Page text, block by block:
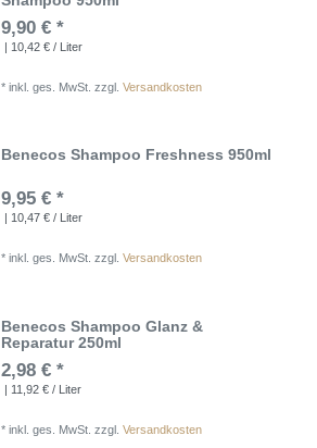
9,90 € *
| 10,42 € / Liter
*inkl. ges. MwSt. zzgl.Versandkosten
Benecos Shampoo Freshness 950ml
9,95 € *
| 10,47 € / Liter
*inkl. ges. MwSt. zzgl.Versandkosten
Benecos Shampoo Glanz &
Reparatur 250ml
2,98 € *
| 11,92 € / Liter
*inkl. ges. MwSt. zzgl.Versandkosten